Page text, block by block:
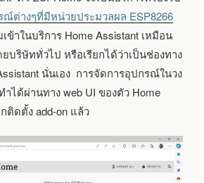
ณ์ต่างๆที่มีหน่วยประมวลผล ESP8266
เข้าในบริการ Home Assistant เหมือน
บริษัททั่วไป หรือเรียกได้ว่าเป็นช่องทาง
นั่นเอง การจัดการอุปกรณ์ในวง
ำได้ผ่านทาง web UI ของตัว Home
ติดตั้ง add-on แล้ว